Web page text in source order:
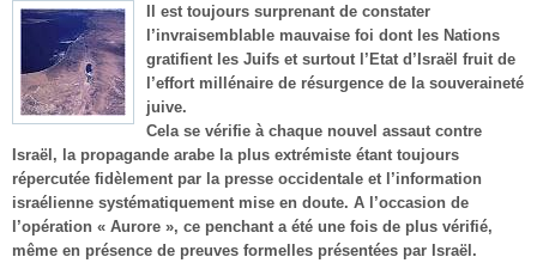
Il est toujours surprenant de constater
l’invraisemblable mauvaise foi dont les Nations
gratifient les Juifs et surtout l’Etat d’Israël fruit de
l’effort millénaire de résurgence de la souveraineté
juive.
Cela se vérifie à chaque nouvel assaut contre
Israël, la propagande arabe la plus extrémiste étant toujours
répercutée fidèlement par la presse occidentale et l’information
israélienne systématiquement mise en doute. A l’occasion de
l’opération « Aurore », ce penchant a été une fois de plus vérifié,
même en présence de preuves formelles présentées par Israël.